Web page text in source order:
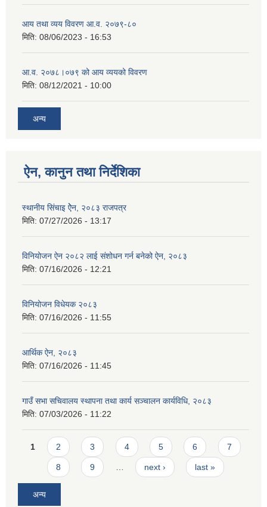
आय तथा व्यय विवरण आ.व. २०७९-८०
मिति: 08/06/2023 - 16:53
आ.व. २०७८।०७९ को आय व्ययको विवरण
मिति: 08/12/2021 - 10:00
अन्य
ऐन, कानुन तथा निर्देशिका
स्थानीय सिंचाइ ऐेन, २०८३ राजपत्र
मिति: 07/27/2026 - 13:17
विनियोजन ऐन २०८२ लाई संशोधन गर्न बनेको ऐन, २०८३
मिति: 07/16/2026 - 12:21
विनियोजन विधेयक २०८३
मिति: 07/16/2026 - 11:55
आर्थिक ऐन, २०८३
मिति: 07/16/2026 - 11:45
गाउँ सभा सचिवालय स्थापना तथा कार्य सञ्चालन कार्यविधि, २०८३
मिति: 07/03/2026 - 11:22
Pages
1 2 3 4 5 6 7
8 9 next › last »
अन्य